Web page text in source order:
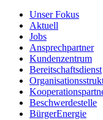
Unser Fokus
Aktuell
Jobs
Ansprechpartner
Kundenzentrum
Bereitschaftsdienst
Beschwerdestelle
BürgerEnergie